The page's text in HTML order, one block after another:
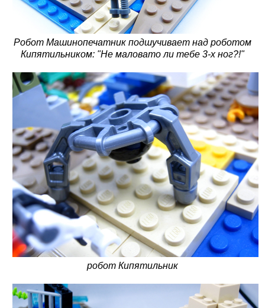
Робот Машинопечатник подшучивает над роботом
Кипятильником: "Не маловато ли тебе 3-х ног?!"
робот Кипятильник